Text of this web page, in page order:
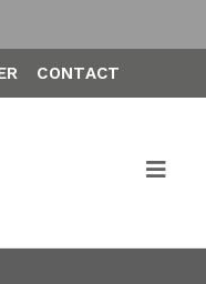
CONTACT